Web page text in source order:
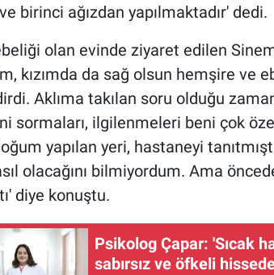
birinci ağızdan yapılmaktadır' dedi.
olan evinde ziyaret edilen
kızımda da sağ olsun hemşire ve
Aklıma takılan soru olduğu
sormaları, ilgilenmeleri beni çok
yapılan yeri, hastaneyi
olacağını bilmiyordum. Ama
diye konuştu.
Psikolog Çapar: 'Sıcak
sabırsız ve öfkeli